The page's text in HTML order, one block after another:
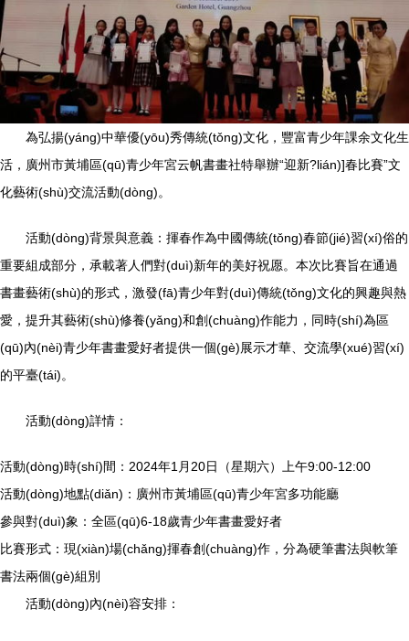
為弘揚(yáng)中華優(yōu)秀傳統(tǒng)文化，豐富青少年課余文化生
活，廣州市黃埔區(qū)青少年宮云帆書畫社特舉辦“迎新?lián)]春比賽”文
化藝術(shù)交流活動(dòng)。
活動(dòng)背景與意義：揮春作為中國傳統(tǒng)春節(jié)習(xí)俗的
重要組成部分，承載著人們對(duì)新年的美好祝愿。本次比賽旨在通過
書畫藝術(shù)的形式，激發(fā)青少年對(duì)傳統(tǒng)文化的興趣與熱
愛，提升其藝術(shù)修養(yǎng)和創(chuàng)作能力，同時(shí)為區
(qū)內(nèi)青少年書畫愛好者提供一個(gè)展示才華、交流學(xué)習(xí)
的平臺(tái)。
活動(dòng)詳情：
活動(dòng)時(shí)間：2024年1月20日（星期六）上午9:00-12:00
活動(dòng)地點(diǎn)：廣州市黃埔區(qū)青少年宮多功能廳
參與對(duì)象：全區(qū)6-18歲青少年書畫愛好者
比賽形式：現(xiàn)場(chǎng)揮春創(chuàng)作，分為硬筆書法與軟筆
書法兩個(gè)組別
活動(dòng)內(nèi)容安排：